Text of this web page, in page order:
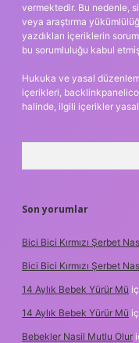
vermektedir. Bu nedenle,
veya araştırma
yazdıkları içeriklerin
bu sorumluluğu kabul etmiş
Hukuka ve yasal
içerikleri,
halinde, ilgili içerikler
Son yorumlar
Bici Bici Kırmızı Şerbet
Bici Bici Kırmızı Şerbet
14 Aylık Bebek Yürür Mü
14 Aylık Bebek Yürür Mü
Bebekler Nasil Mutlu Olur